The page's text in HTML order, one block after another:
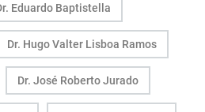
Eduardo Baptistella
Dr. Hugo Valter Lisboa Ramos
Dr. José Roberto Jurado